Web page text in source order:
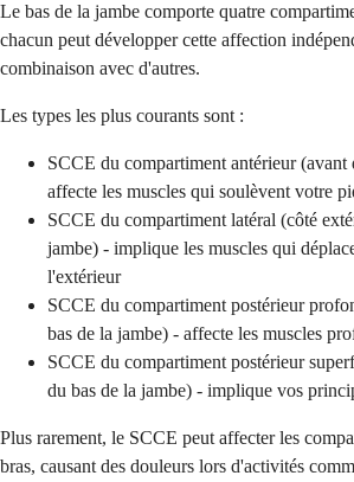
Le bas de la jambe comporte quatre
chacun peut développer cette affection
combinaison avec d'autres.
Les types les plus courants sont :
SCCE du compartiment antérieur (avant
affecte les muscles qui soulèvent votre
SCCE du compartiment latéral (côté
jambe) - implique les muscles qui
l'extérieur
SCCE du compartiment postérieur
bas de la jambe) - affecte les muscles
SCCE du compartiment postérieur
du bas de la jambe) - implique vos
Plus rarement, le SCCE peut affecter les
bras, causant des douleurs lors d'activités